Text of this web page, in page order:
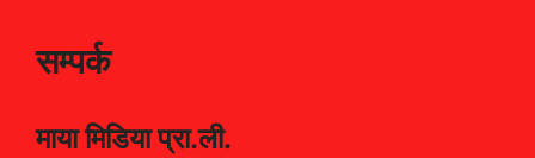
सम्पर्क
माया मिडिया प्रा.ली.